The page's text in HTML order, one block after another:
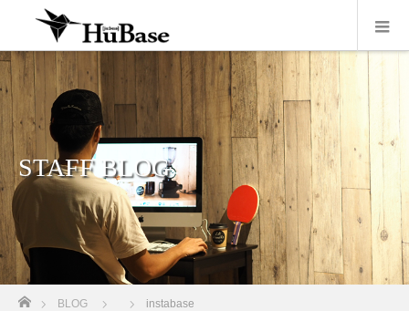
STAFF BLOG
ホーム
BLOG instabase